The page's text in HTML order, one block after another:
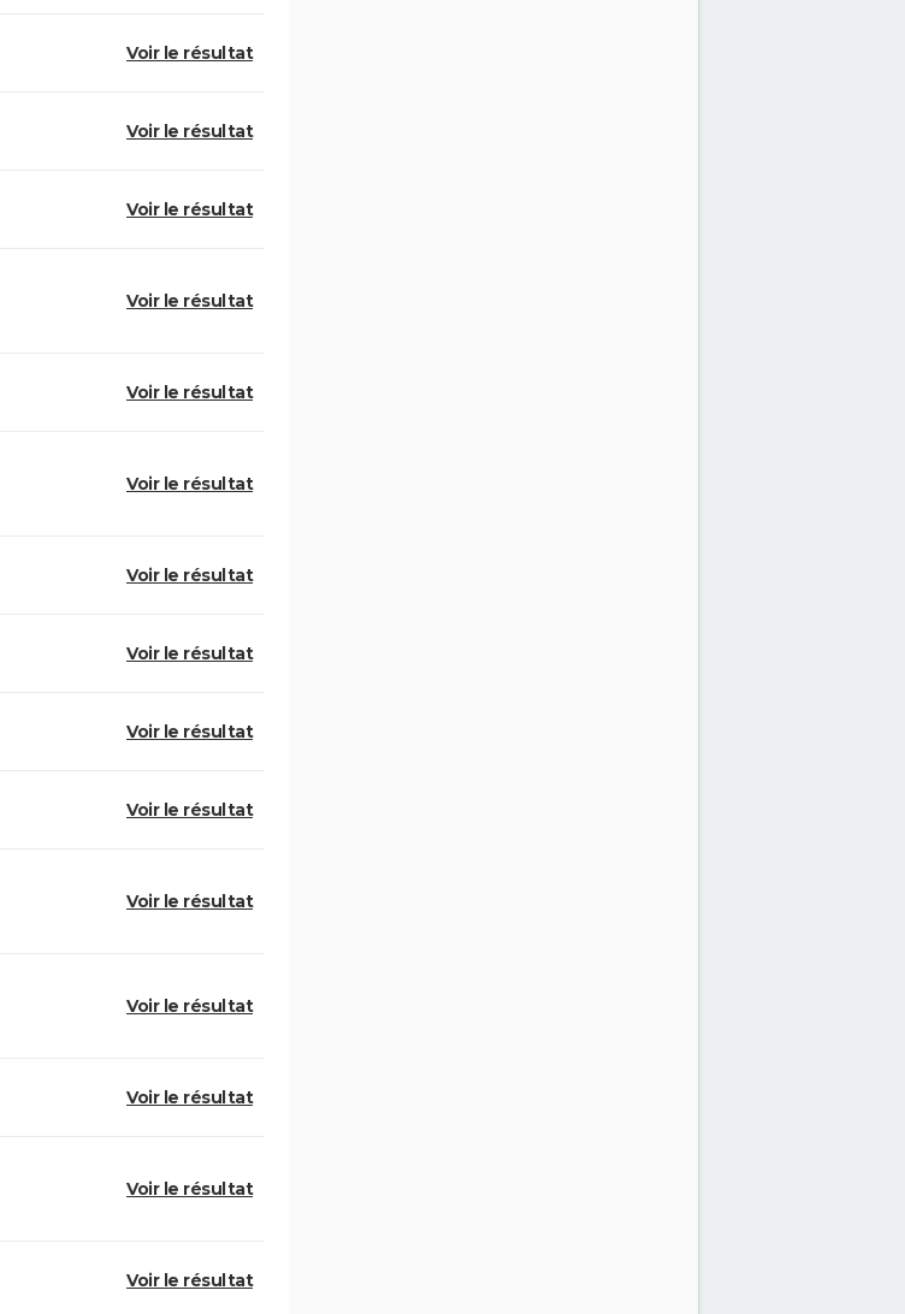
Voir le résultat
Voir le résultat
Voir le résultat
Voir le résultat
Voir le résultat
Voir le résultat
Voir le résultat
Voir le résultat
Voir le résultat
Voir le résultat
Voir le résultat
Voir le résultat
Voir le résultat
Voir le résultat
Voir le résultat